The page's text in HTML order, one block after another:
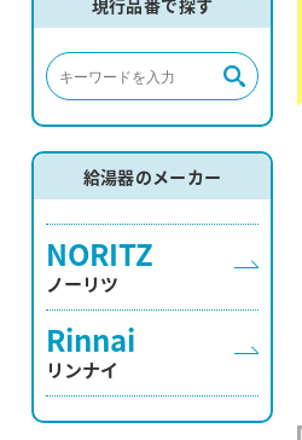
現行品番で探す
給湯器のメーカー
NORITZ
ノーリツ
Rinnai
リンナイ